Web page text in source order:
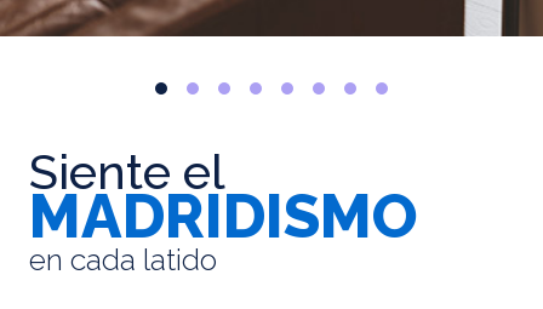
Siente el
MADRIDISMO
en cada latido